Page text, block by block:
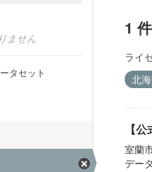
ません
タセット
1
ライ
北
【
室蘭
デー